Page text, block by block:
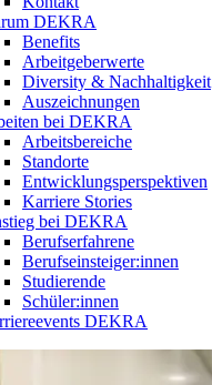
DEKRA
Benefits
Arbeitgeberwerte
Diversity & Nachhaltigkeit
Auszeichnungen
bei DEKRA
Arbeitsbereiche
Standorte
Entwicklungsperspektiven
Karriere Stories
bei DEKRA
Berufserfahrene
Berufseinsteiger:innen
Studierende
Schüler:innen
DEKRA